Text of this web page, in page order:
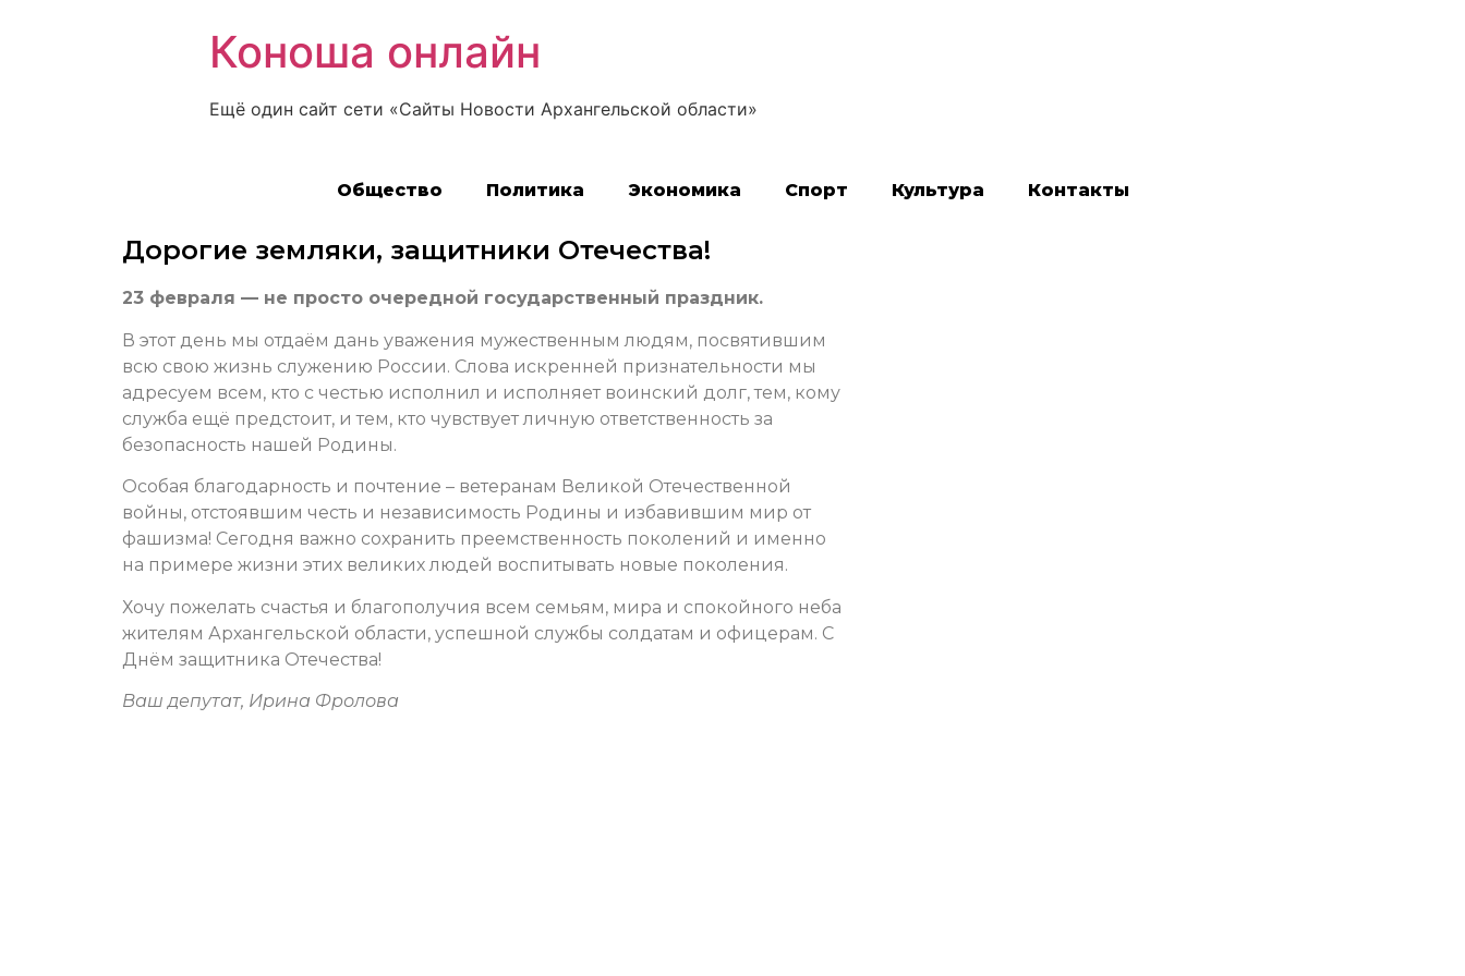
Коноша онлайн
Ещё один сайт сети «Сайты Новости Архангельской области»
Общество Политика Экономика Спорт Культура Контакты
Дорогие земляки, защитники Отечества!
23 февраля — не просто очередной государственный праздник.
В этот день мы отдаём дань уважения мужественным людям, посвятившим
всю свою жизнь служению России. Слова искренней признательности мы
адресуем всем, кто с честью исполнил и исполняет воинский долг, тем, кому
служба ещё предстоит, и тем, кто чувствует личную ответственность за
безопасность нашей Родины.
Особая благодарность и почтение – ветеранам Великой Отечественной
войны, отстоявшим честь и независимость Родины и избавившим мир от
фашизма! Сегодня важно сохранить преемственность поколений и именно
на примере жизни этих великих людей воспитывать новые поколения.
Хочу пожелать счастья и благополучия всем семьям, мира и спокойного неба
жителям Архангельской области, успешной службы солдатам и офицерам. С
Днём защитника Отечества!
Ваш депутат, Ирина Фролова